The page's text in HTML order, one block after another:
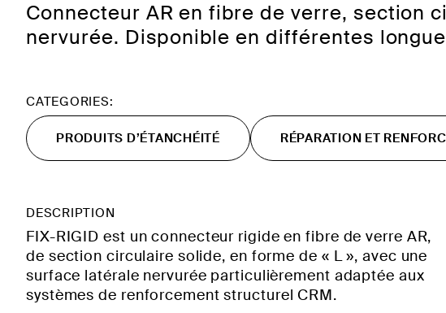
Connecteur AR en fibre de verre, section
nervurée. Disponible en différentes
CATEGORIES:
PRODUITS D’ÉTANCHÉITÉ RÉPARATION ET
DESCRIPTION
FIX-RIGID est un connecteur rigide en fibre de verre AR,
de section circulaire solide, en forme de « L », avec une
surface latérale nervurée particulièrement adaptée aux
systèmes de renforcement structurel CRM.